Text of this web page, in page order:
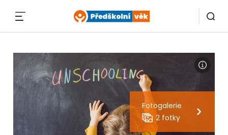
Fotogalerie
2 fotky